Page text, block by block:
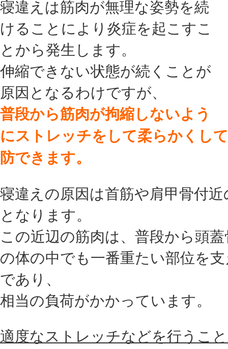
寝違えは筋肉が無理な姿勢を続
けることにより炎症を起こすこ
とから発生します。
伸縮できない状態が続くことが
原因となるわけですが、
普段から筋肉が拘縮しないよう
にストレッチをして柔らかくし
防できます。
寝違えの原因は首筋や肩甲骨付
となります。
この近辺の筋肉は、普段から頭
の体の中でも一番重たい部位を
であり、
相当の負荷がかかっています。
適度なストレッチなどを行うこ